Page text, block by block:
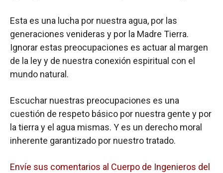
Esta es una lucha por nuestra agua, por las
generaciones venideras y por la Madre Tierra.
Ignorar estas preocupaciones es actuar al margen
de la ley y de nuestra conexión espiritual con el
mundo natural.
Escuchar nuestras preocupaciones es una
cuestión de respeto básico por nuestra gente y por
la tierra y el agua mismas. Y es un derecho moral
inherente garantizado por nuestro tratado.
Envíe sus comentarios al Cuerpo de Ingenieros del